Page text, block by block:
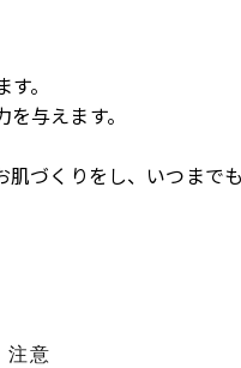
。
与えます。
づくりをし、いつまで
注意